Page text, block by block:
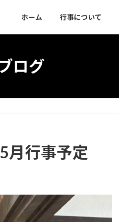
ホーム 行事について
ログ
行事予定